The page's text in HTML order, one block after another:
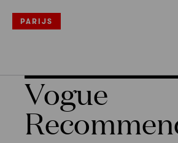
PARIJS
Vogue